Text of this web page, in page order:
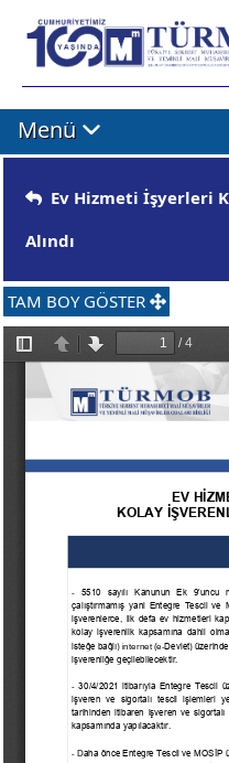
Menü
Ev Hizmeti İşyerleri
Alındı
TAM BOY GÖSTER